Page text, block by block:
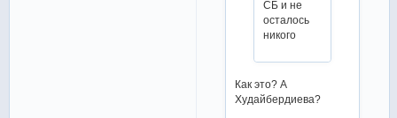
СБ и не
осталось
никого
Как это? А
Худайбердиева?